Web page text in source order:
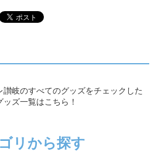
讃岐のすべてのグッズをチェックした
ズ一覧はこちら！
リから探す